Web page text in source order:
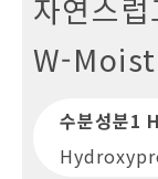
자연스
W-
수분성분1